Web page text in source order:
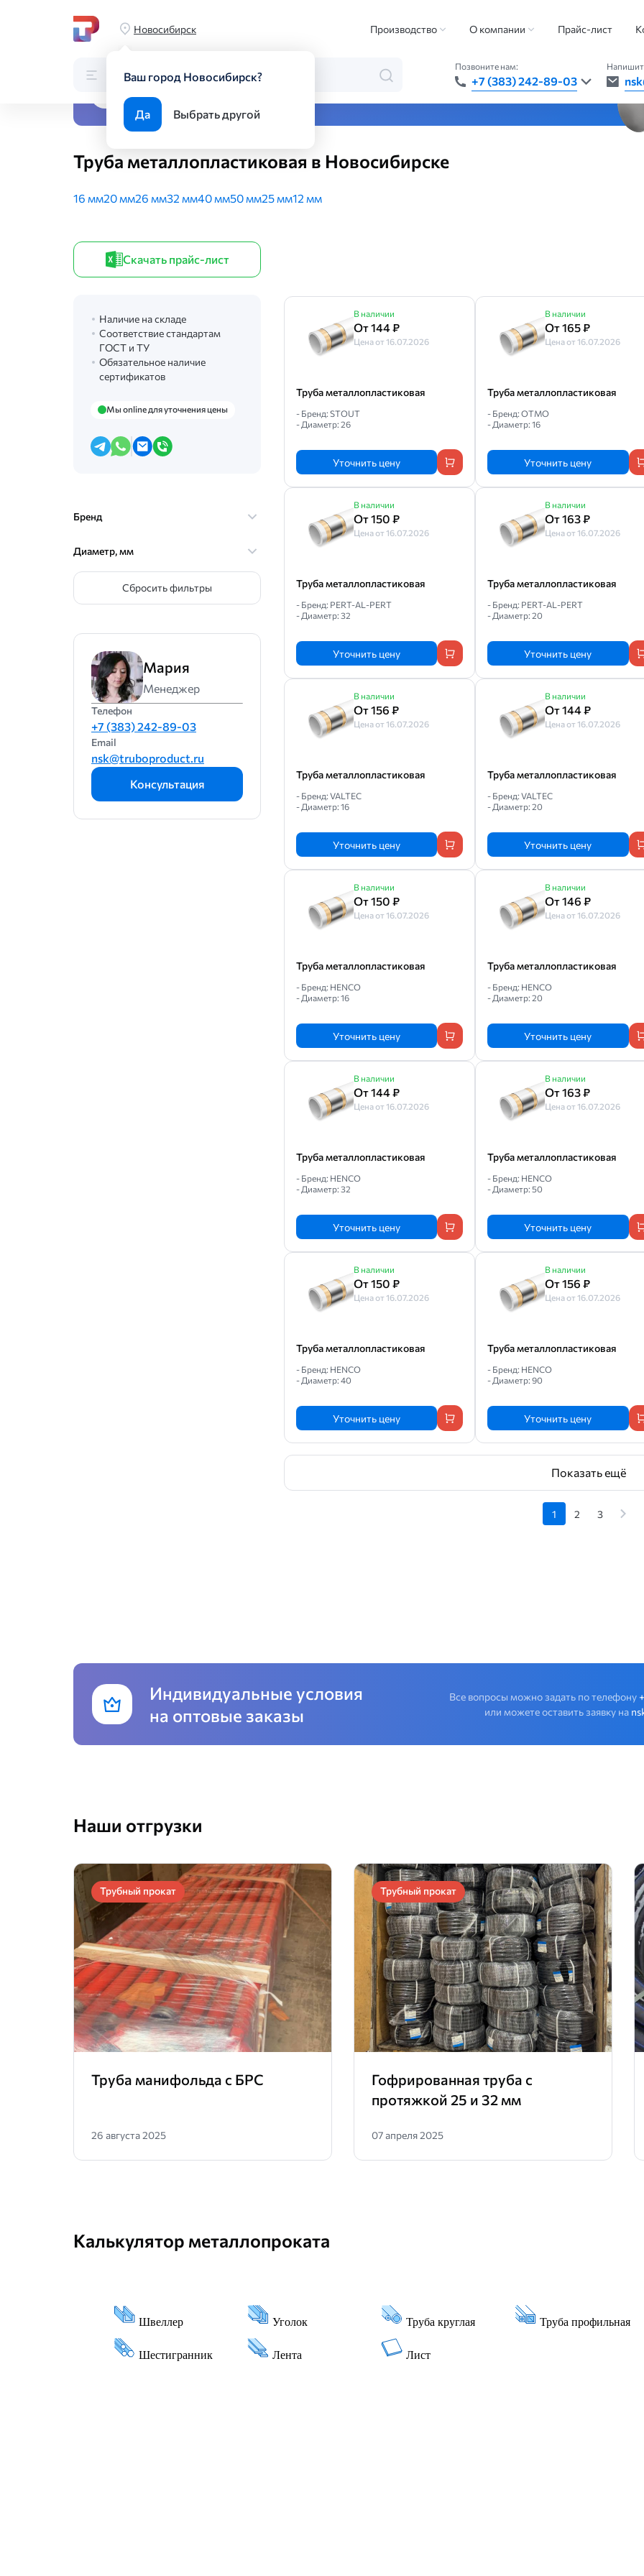
Новосибирск
Ваш город Новосибирск?
Да Выбрать другой
Производство О компании Прайс-лист
Каталог Поиск по каталогу
Позвоните нам:
+7 (383) 242-89-03
Главная Каталог Трубный прокат
Все виды металлопроката — быстро, точно, везде
Труба металлопластиковая в Новосибирске
16 мм20 мм26 мм32 мм40 мм50 мм25 мм12 мм
Скачать прайс-лист
Наличие на складе
Соответствие стандартам
ГОСТ и ТУ
Обязательное наличие
сертификатов
Мы online для уточнения цены
Бренд
Диаметр, мм
Сбросить фильтры
Мария
Менеджер
Телефон
+7 (383) 242-89-03
Email
nsk@truboproduct.ru
Консультация
В наличии
От 144 ₽
Цена от 16.07.2026
Труба металлопластиковая
- Бренд: STOUT
- Диаметр: 26
Уточнить цену
В наличии
От 165 ₽
Цена от 16.07.2026
Труба металлопластиковая
- Бренд: OTMO
- Диаметр: 16
Уточнить цену
В наличии
От 150 ₽
Цена от 16.07.2026
Труба металлопластиковая
- Бренд: PERT-AL-PERT
- Диаметр: 32
Уточнить цену
В наличии
От 163 ₽
Цена от 16.07.2026
Труба металлопластиковая
- Бренд: PERT-AL-PERT
- Диаметр: 20
Уточнить цену
В наличии
От 156 ₽
Цена от 16.07.2026
Труба металлопластиковая
- Бренд: VALTEC
- Диаметр: 16
Уточнить цену
В наличии
От 144 ₽
Цена от 16.07.2026
Труба металлопластиковая
- Бренд: VALTEC
- Диаметр: 20
Уточнить цену
В наличии
От 150 ₽
Цена от 16.07.2026
Труба металлопластиковая
- Бренд: HENCO
- Диаметр: 16
Уточнить цену
В наличии
От 146 ₽
Цена от 16.07.2026
Труба металлопластиковая
- Бренд: HENCO
- Диаметр: 20
Уточнить цену
В наличии
От 144 ₽
Цена от 16.07.2026
Труба металлопластиковая
- Бренд: HENCO
- Диаметр: 32
Уточнить цену
В наличии
От 163 ₽
Цена от 16.07.2026
Труба металлопластиковая
- Бренд: HENCO
- Диаметр: 50
Уточнить цену
В наличии
От 150 ₽
Цена от 16.07.2026
Труба металлопластиковая
- Бренд: HENCO
- Диаметр: 40
Уточнить цену
В наличии
От 156 ₽
Цена от 16.07.2026
Труба металлопластиковая
- Бренд: HENCO
- Диаметр: 90
Уточнить цену
Показать ещё
1 2 3
Индивидуальные условия
на оптовые заказы
Все вопросы можно задать по телефону
или можете оставить заявку на
Наши отгрузки
Трубный прокат
Труба манифольда с БРС
26 августа 2025
Трубный прокат
Гофрированная труба с
протяжкой 25 и 32 мм
07 апреля 2025
Калькулятор металлопроката